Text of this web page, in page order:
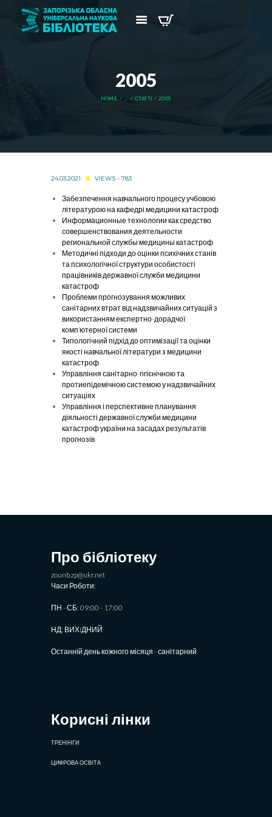
2005
HOME ... СТАТТІ 2005
24.03.2021 VIEWS - 783
Забезпечення навчального процесу учбовою
літературою на кафедрі медицини катастроф
Информационные технологии как средство
совершенствования деятельности
региональной службы медицины катастроф
Методичні підходи до оцінки психічних станів
та психологічної структури особистості
працівників державної служби медицини
катастроф
Проблеми прогнозування можливих
санітарних втрат від надзвичайних ситуацій з
використанням експертно-дорадчої
комп’ютерної системи
Типологічний підхід до оптимізації та оцінки
якості навчальної літератури з медицини
катастроф
Управління санітарно-гігієнічною та
протиепідемічною системою у надзвичайних
ситуаціях
Управління і перспективне планування
діяльності державної служби медицини
катастроф україни на засадах результатів
прогнозів
Про бібліотеку
zounb.zp@ukr.net
Часи Роботи:
ПН - СБ: 09:00 - 17:00
НД: ВИХIДНИЙ
Останній день кожного місяця - санітарний
Корисні лінки
ТРЕНІНГИ
ЦИФРОВА ОСВІТА